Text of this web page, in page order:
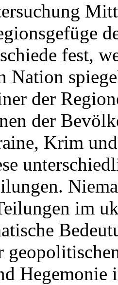
fest,
Nation
der
der
Krim
im
Hegemonie